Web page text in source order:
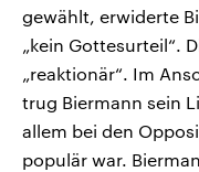
gewählt, erwiderte
„kein Gottesurteil“.
„reaktionär“. Im
trug Biermann sein
allem bei den
populär war.